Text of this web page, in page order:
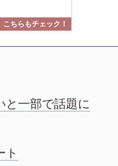
と一部で話題に
ト